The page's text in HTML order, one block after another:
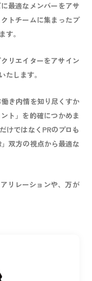
最適なメンバーをアサ
トチームに集まったプ
す。
リエイターをアサイン
たします。
き内情を知り尽くすか
ト」を的確につかめま
けではなくPRのプロも
双方の視点から最適な
リレーションや、万が